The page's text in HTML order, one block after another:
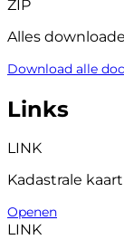
ZIP
Alles
Download alle
Links
LINK
Kadastrale kaart
Openen
LINK